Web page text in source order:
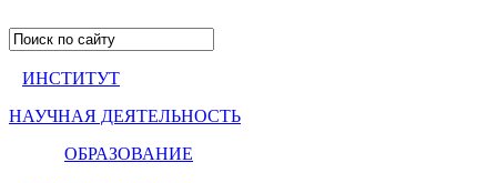
ИНСТИТУТ
НАУЧНАЯ ДЕЯТЕЛЬНОСТЬ
ОБРАЗОВАНИЕ